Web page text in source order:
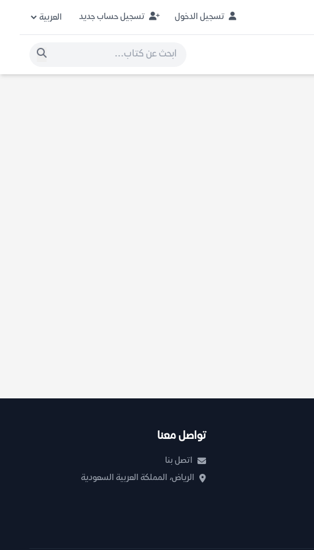
تسجيل الدخول تسجيل حساب جديد
تواصل معنا
اتصل بنا
الرياض، المملكة العربية السعودية